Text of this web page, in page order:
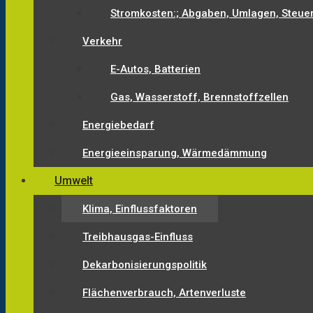
Stromkosten:; Abgaben, Umlagen,
Verkehr
E-Autos, Batterien
Gas, Wasserstoff, Brennstoffzellen
Energiebedarf
Energieeinsparung, Wärmedämmung
Umwelt
Klima, Einflussfaktoren
Treibhausgas-Einfluss
Dekarbonisierungspolitik
Flächenverbrauch, Artenverluste